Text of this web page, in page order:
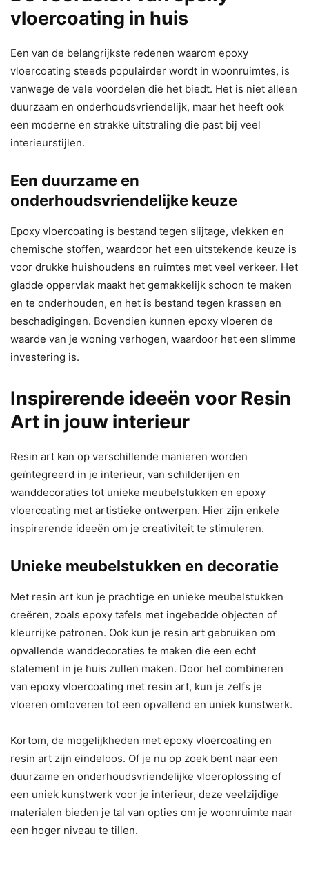
vloercoating in huis
Een van de belangrijkste redenen waarom epoxy
vloercoating steeds populairder wordt in woonruimtes, is
vanwege de vele voordelen die het biedt. Het is niet alleen
duurzaam en onderhoudsvriendelijk, maar het heeft ook
een moderne en strakke uitstraling die past bij veel
interieurstijlen.
Een duurzame en
onderhoudsvriendelijke keuze
Epoxy vloercoating is bestand tegen slijtage, vlekken en
chemische stoffen, waardoor het een uitstekende keuze is
voor drukke huishoudens en ruimtes met veel verkeer. Het
gladde oppervlak maakt het gemakkelijk schoon te maken
en te onderhouden, en het is bestand tegen krassen en
beschadigingen. Bovendien kunnen epoxy vloeren de
waarde van je woning verhogen, waardoor het een slimme
investering is.
Inspirerende ideeën voor Resin
Art in jouw interieur
Resin art kan op verschillende manieren worden
geïntegreerd in je interieur, van schilderijen en
wanddecoraties tot unieke meubelstukken en epoxy
vloercoating met artistieke ontwerpen. Hier zijn enkele
inspirerende ideeën om je creativiteit te stimuleren.
Unieke meubelstukken en decoratie
Met resin art kun je prachtige en unieke meubelstukken
creëren, zoals epoxy tafels met ingebedde objecten of
kleurrijke patronen. Ook kun je resin art gebruiken om
opvallende wanddecoraties te maken die een echt
statement in je huis zullen maken. Door het combineren
van epoxy vloercoating met resin art, kun je zelfs je
vloeren omtoveren tot een opvallend en uniek kunstwerk.
Kortom, de mogelijkheden met epoxy vloercoating en
resin art zijn eindeloos. Of je nu op zoek bent naar een
duurzame en onderhoudsvriendelijke vloeroplossing of
een uniek kunstwerk voor je interieur, deze veelzijdige
materialen bieden je tal van opties om je woonruimte naar
een hoger niveau te tillen.